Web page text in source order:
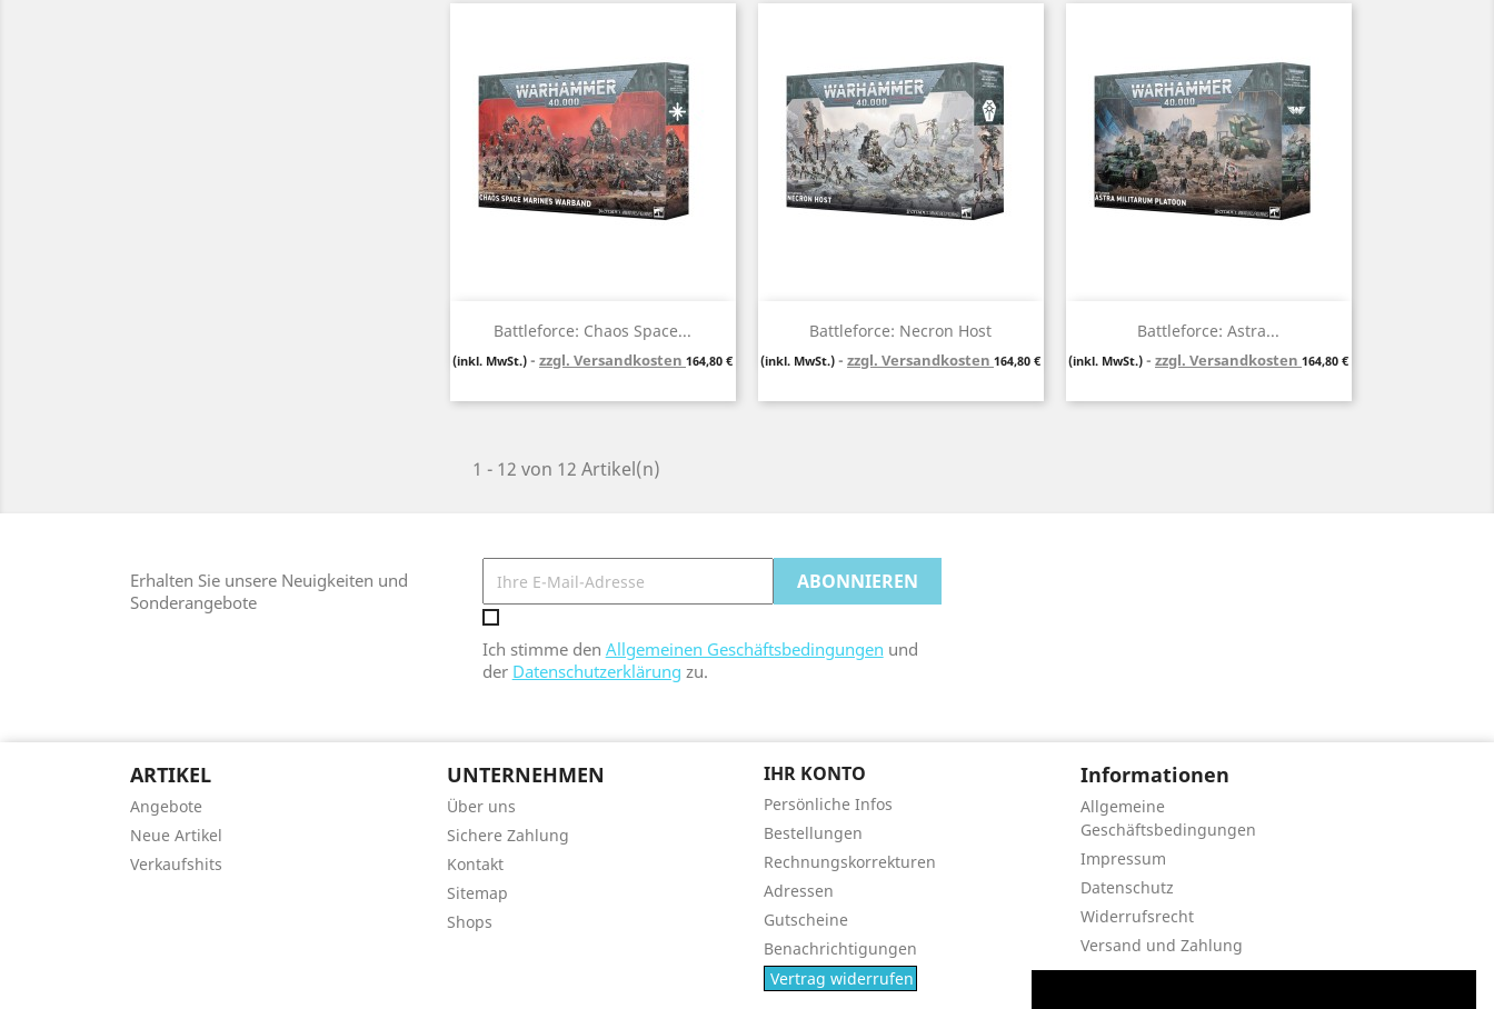
Battleforce: Chaos Space...
(inkl. MwSt.) zzgl. Versandkosten Preis
164,80 €
Vorschau Battleforce: Necron Host
(inkl. MwSt.) zzgl. Versandkosten Preis
164,80 €
Vorschau Battleforce: Astra...
(inkl. MwSt.) zzgl. Versandkosten Preis
164,80 €
Vorschau
1 - 12 von 12 Artikel(n)
Erhalten Sie unsere Neuigkeiten und
Sonderangebote
Ich stimme den Allgemeinen Geschäftsbedingungen und
der Datenschutzerklärung zu.
ARTIKEL
Angebote
Neue Artikel
Verkaufshits
UNTERNEHMEN
Über uns
Sichere Zahlung
Kontakt
Sitemap
Shops
IHR KONTO
Persönliche Infos
Bestellungen
Rechnungskorrekturen
Adressen
Gutscheine
Benachrichtigungen
Vertrag widerrufen
Informationen
Allgemeine
Geschäftsbedingungen
Impressum
Datenschutz
Widerrufsrecht
Versand und Zahlung